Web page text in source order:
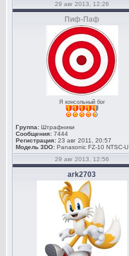
29 авг 2013, 12:26
Пиф-Паф
Я консольный бог
Группа: Штрафники
Сообщения: 7444
Регистрация: 23 авг 2011, 20:57
Модель 3DO: Panasonic FZ-10 NTSC-U
29 авг 2013, 12:56
ark2703